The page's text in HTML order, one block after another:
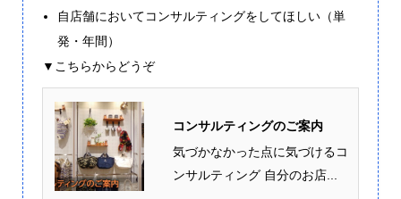
自店舗においてコンサルティングをしてほしい（単
発・年間）
▼こちらからどうぞ
コンサルティングのご案内
気づかなかった点に気づけるコ
ンサルティング 自分のお店...